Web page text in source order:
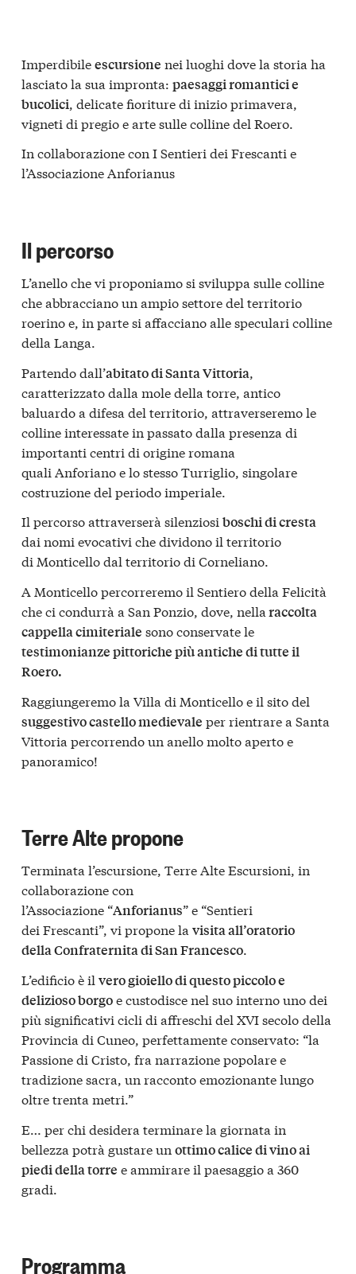
Imperdibileescursione nei luoghi dove la storia ha
lasciato la sua impronta: paesaggi romantici e
bucolici, delicate fioriture di inizio primavera,
vigneti di pregio e arte sulle colline del Roero.
In collaborazione con I Sentieri dei Frescanti e
l’Associazione Anforianus
Il percorso
L’anello che vi proponiamo si sviluppa sulle colline
che abbracciano un ampio settore del territorio
roerino e, in parte si affacciano alle speculari colline
della Langa.
Partendo dall’abitato di Santa Vittoria,
caratterizzato dalla mole della torre, antico
baluardo a difesa del territorio, attraverseremo le
colline interessate in passato dalla presenza di
importanti centri di origine romana
quali Anforiano e lo stesso Turriglio, singolare
costruzione del periodo imperiale.
Il percorso attraverserà silenziosi boschi di cresta
dai nomi evocativi che dividono il territorio
di Monticello dal territorio di Corneliano.
A Monticello percorreremo il Sentiero della Felicità
che ci condurrà a San Ponzio, dove, nella raccolta
cappella cimiteriale sono conservate le
testimonianze pittoriche più antiche di tutte il
Roero.
Raggiungeremo la Villa di Monticello e il sito del
suggestivo castello medievale per rientrare a Santa
Vittoria percorrendo un anello molto aperto e
panoramico!
Terre Alte propone
Terminata l’escursione, Terre Alte Escursioni, in
collaborazione con
l’Associazione “Anforianus” e “Sentieri
dei Frescanti”, vi propone la visita all’oratorio
della Confraternita di San Francesco.
L’edificio è il vero gioiello di questo piccolo e
delizioso borgoe custodisce nel suo interno uno dei
più significativi cicli di affreschi del XVI secolo della
Provincia di Cuneo, perfettamente conservato: “la
Passione di Cristo, fra narrazione popolare e
tradizione sacra, un racconto emozionante lungo
oltre trenta metri.”
E… per chi desidera terminare la giornata in
bellezza potrà gustare un ottimo calice di vino ai
piedi della torre e ammirare il paesaggio a 360
gradi.
Programma